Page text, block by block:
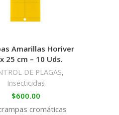
de patógenos
del suelo. Su
sp.
sp. Phytophtora
Amarillas Horiver
25 cm – 10 Uds.
DE PLAGAS,
Insecticidas
$600.00
cromáticas